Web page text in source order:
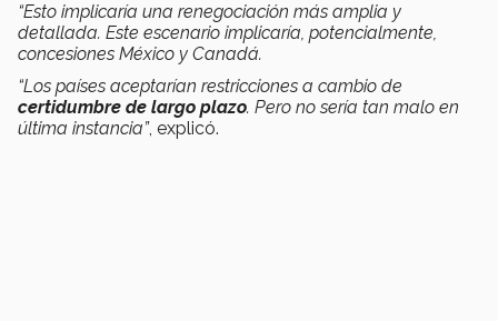
“Esto implicaría una renegociación más amplia y
detallada. Este escenario implicaría, potencialmente,
concesiones México y Canadá.
“Los países aceptarían restricciones a cambio de
certidumbre de largo plazo. Pero no sería tan malo en
última instancia”, explicó.